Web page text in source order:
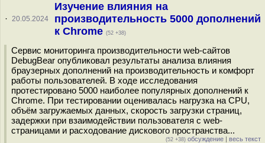
· 20.05.2024
Изучение влияния на
производительность 5000 дополнений
к Chrome (52 +38)
Сервис мониторинга производительности web-сайтов
DebugBear опубликовал результаты анализа влияния
браузерных дополнений на производительность и комфорт
работы пользователей. В ходе исследования
протестировано 5000 наиболее популярных дополнений к
Chrome. При тестировании оценивалась нагрузка на CPU,
объём загружаемых данных, скорость загрузки страниц,
задержки при взаимодействии пользователя с web-
страницами и расходование дискового пространства...
(52 +38) обсуждение | весь текст